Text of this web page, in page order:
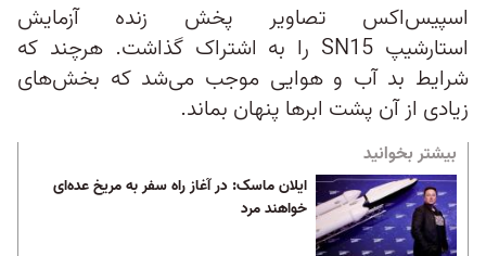
اسپیس‌اکس تصاویر پخش زنده آزمایش
استارشیپ SN15 را به اشتراک گذاشت. هرچند که
شرایط بد آب و هوایی موجب می‌شد که بخش‌های
زیادی از آن پشت ابرها پنهان بماند.
بیشتر بخوانید
ایلان ماسک: در آغاز راه سفر به مریخ عده‌ای
خواهند مرد